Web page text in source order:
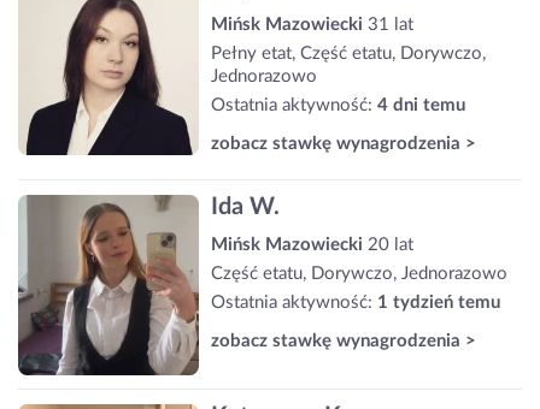
Mińsk Mazowiecki 31 lat
Pełny etat, Część etatu, Dorywczo,
Jednorazowo
Ostatnia aktywność: 4 dni temu
zobacz stawkę wynagrodzenia >
Ida W.
Mińsk Mazowiecki 20 lat
Część etatu, Dorywczo, Jednorazowo
Ostatnia aktywność: 1 tydzień temu
zobacz stawkę wynagrodzenia >